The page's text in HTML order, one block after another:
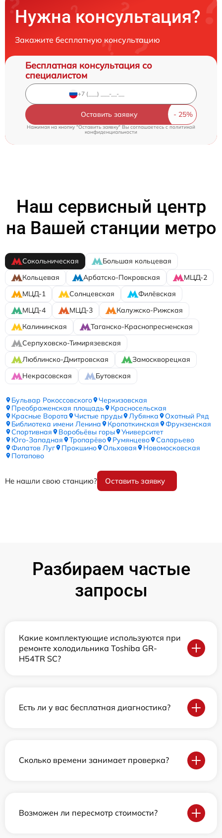
Нужна консультация?
Закажите бесплатную консультацию
Бесплатная консультация со
специалистом
Оставить заявку
Нажимая на кнопку "Оставить заявку" Вы соглашаетесь cполитикой
конфиденциальности
Наш сервисный центр
на Вашей станции метро
Сокольническая
Большая кольцевая
Кольцевая
Арбатско-Покровская
МЦД-2
МЦД-1
Солнцевская
Филёвская
МЦД-4
МЦД-3
Калужско-Рижская
Калининская
Таганско-Краснопресненская
Серпуховско-Тимирязевская
Люблинско-Дмитровская
Замоскворецкая
Некрасовская
Бутовская
Бульвар Рокоссовского
Черкизовская
Преображенская площадь
Красносельская
Красные Ворота
Чистые пруды Лубянка
Охотный Ряд
Библиотека имени Ленина
Кропоткинская
Фрунзенская
Спортивная
Воробьёвы горы
Университет
Юго-Западная
Тропарёво Румянцево
Саларьево
Филатов Луг
Прокшино Ольховая
Новомосковская
Потапово
Не нашли свою станцию? Оставить заявку
Разбираем частые
запросы
Какие комплектующие используются при
ремонте холодильника Toshiba GR-
H54TR SC?
Есть ли у вас бесплатная диагностика?
Сколько времени занимает проверка?
Возможен ли пересмотр стоимости?